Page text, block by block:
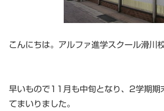
こんにちは。アルファ進学スクール滑川
早いもので11月も中旬となり、2学期期
てまいりました。